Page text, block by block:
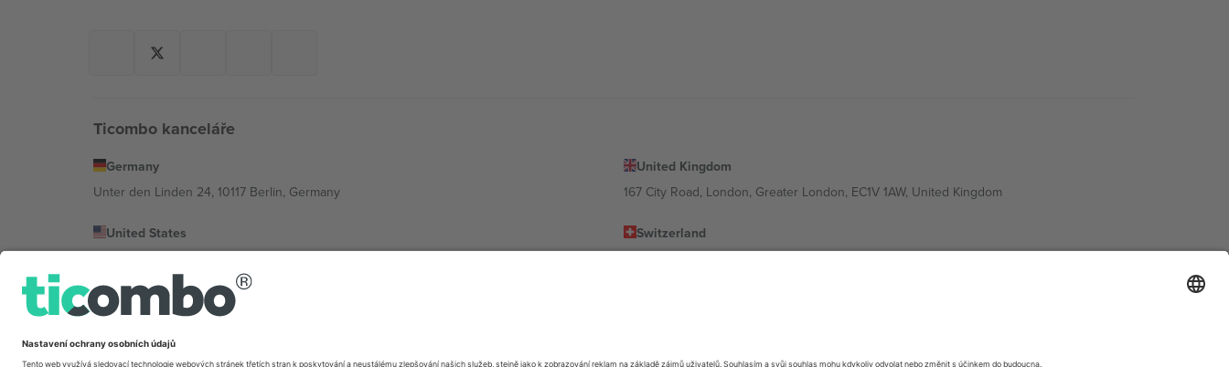
Ticombo kanceláře
Germany
Unter den Linden 24, 10117 Berlin, Germany
United Kingdom
167 City Road, London, Greater London, EC1V 1AW, United Kingdom
United States
Switzerland
Bulgaria